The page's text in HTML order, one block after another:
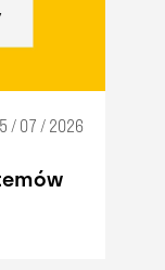
/ 07 / 2026